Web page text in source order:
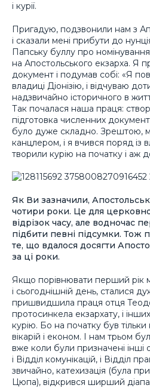
і курії.
Пригадую, подзвонили нам з
і сказали мені прибути до
Папську буллу про номінування
на Апостольського екзарха. Я
документ і подумав собі: «Я
владиці Діонізію, і відчуваю
надзвичайно історичного в
Так почалася наша праця:
підготовка численних
було дуже складно. Зрештою,
канцлером, і я вчився поряд із
творили курію на початку і аж
Як Ви зазначили,
чотири роки. Це для
відрізок часу, але водночас
підбити певні підсумки. Тож
те, що вдалося досягти
за ці роки.
Якщо порівнювати перший рік
і сьогоднішній день, сталися
пришвидшила праця отця
протосинкела екзархату, і
курію. Бо на початку був
вікарій і економ. І нам трьом
вже коли були призначені інші
і Відділ комунікацій, і Відділ
звичайно, катехизація (була
Цюпа), відкрився ширший